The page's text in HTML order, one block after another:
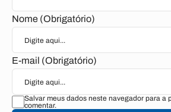
Nome (Obrigatório)
E-mail (Obrigatório)
Salvar meus dados neste navegador para a
comentar.